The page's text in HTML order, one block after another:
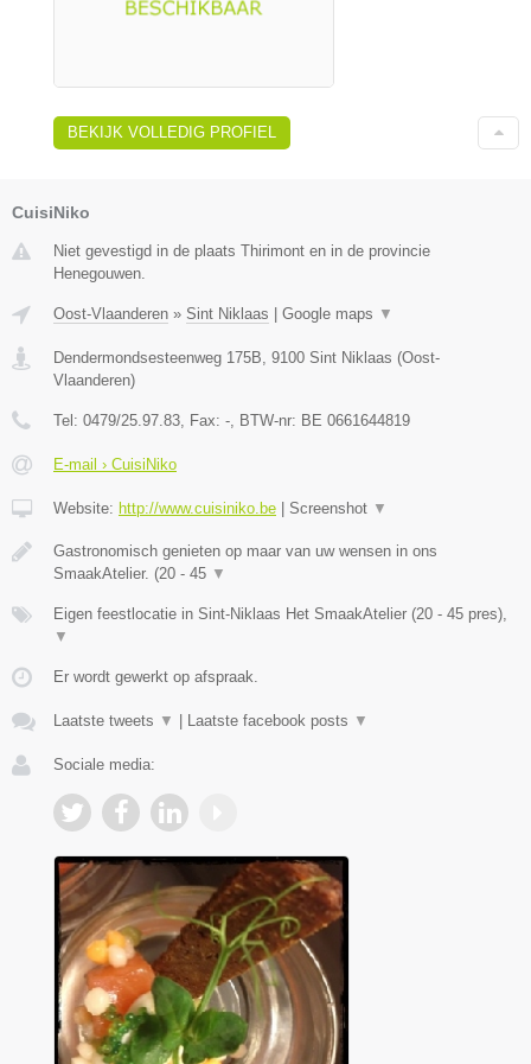
BEKIJK VOLLEDIG PROFIEL
CuisiNiko
Niet gevestigd in de plaats Thirimont en in de provincie
Henegouwen.
Oost-Vlaanderen » Sint Niklaas | Google maps ▼
Dendermondsesteenweg 175B 9100 Sint Niklaas (Oost-
Vlaanderen)
Tel: 0479/25.97.83 , Fax: - , BTW-nr: BE 0661644819
E-mail › CuisiNiko
Website: http://www.cuisiniko.be | Screenshot ▼
Gastronomisch genieten op maar van uw wensen in ons
SmaakAtelier. (20 - 45 ▼
Eigen feestlocatie in Sint-Niklaas Het SmaakAtelier (20 - 45 pres),
▼
Er wordt gewerkt op afspraak.
Laatste tweets ▼ | Laatste facebook posts ▼
Sociale media: